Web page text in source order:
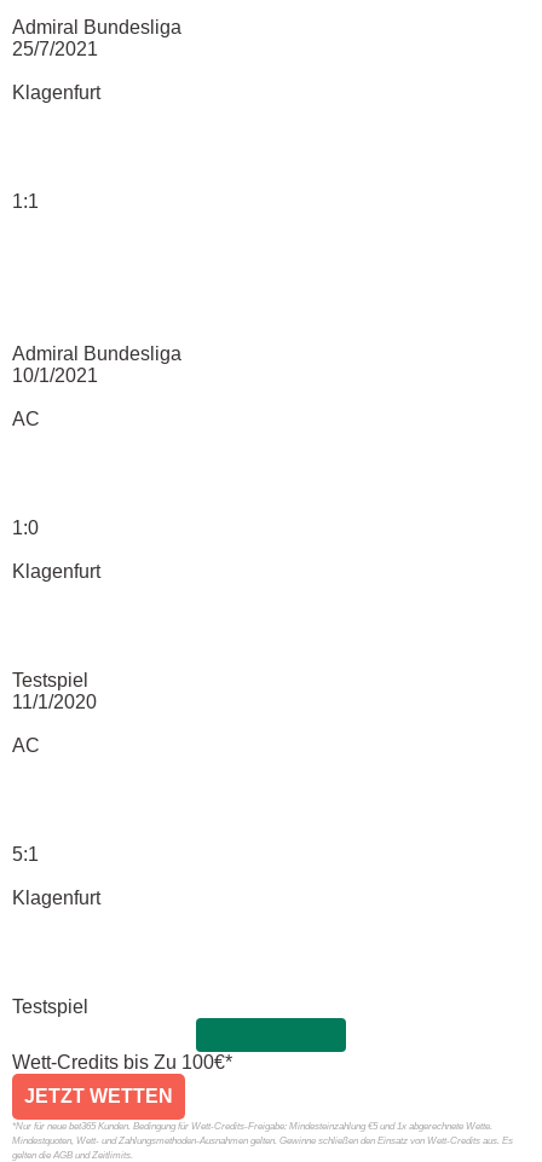
Admiral Bundesliga
25/7/2021
Klagenfurt
1:1
Admiral Bundesliga
10/1/2021
AC
1:0
Klagenfurt
Testspiel
11/1/2020
AC
5:1
Klagenfurt
Testspiel
Wett-Credits bis Zu 100€*
JETZT WETTEN
*Nur für neue bet365 Kunden. Bedingung für Wett-Credits-Freigabe: Mindesteinzahlung €5 und 1x abgerechnete Wette.
Mindestquoten, Wett- und Zahlungsmethoden-Ausnahmen gelten. Gewinne schließen den Einsatz von Wett-Credits aus. Es
gelten die AGB und Zeitlimits.